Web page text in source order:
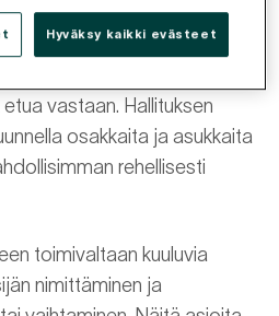
jäsenen on
vastaan. Hallituksen
osakkaita ja asukkaita
rehellisesti
toimivaltaan kuuluvia
nimittäminen ja
Hyväksy kaikki evästeet